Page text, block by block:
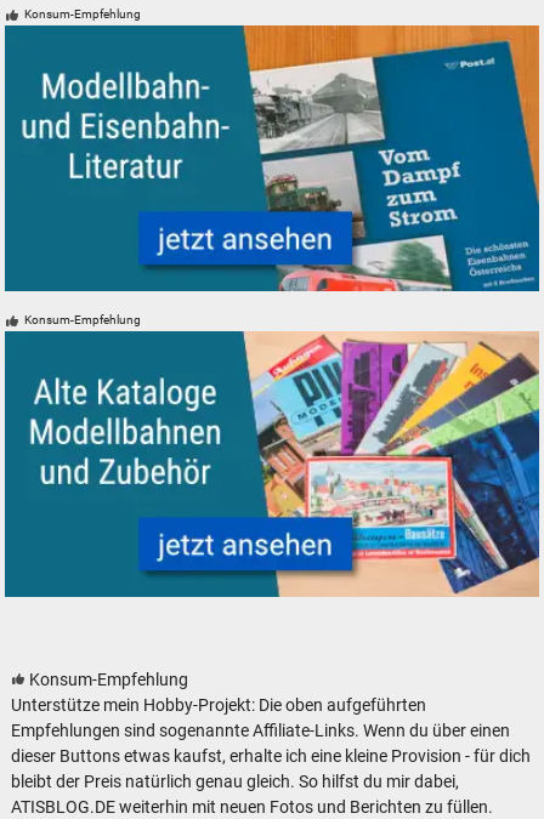
Konsum-Empfehlung
Konsum-Empfehlung
Konsum-Empfehlung
Unterstütze mein Hobby-Projekt: Die oben aufgeführten
Empfehlungen sind sogenannte Affiliate-Links. Wenn du über einen
dieser Buttons etwas kaufst, erhalte ich eine kleine Provision - für dich
bleibt der Preis natürlich genau gleich. So hilfst du mir dabei,
ATISBLOG.DE weiterhin mit neuen Fotos und Berichten zu füllen.